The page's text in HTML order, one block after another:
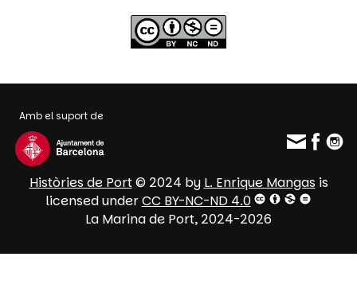
Amb el suport de
Històries de Port© 2024 by L. Enrique Mangasis
licensed underCC BY-NC-ND 4.0
La Marina de Port, 2024-2026